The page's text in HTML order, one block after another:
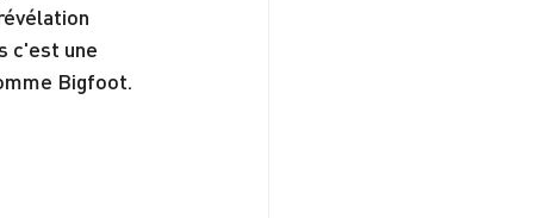
c'est une
Bigfoot.